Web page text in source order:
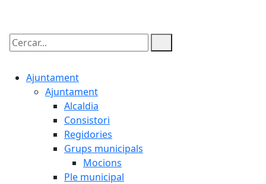
Cercar:
Ajuntament
Ajuntament
Alcaldia
Consistori
Regidories
Grups municipals
Mocions
Ple municipal